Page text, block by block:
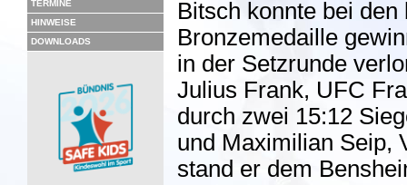
TERMINE
HINWEISE
DOWNLOADS
Bitsch konnte bei
Bronzemedaille
in der Setzrunde
Julius Frank, UFC
durch zwei 15:12
und Maximilian Seip,
stand er dem